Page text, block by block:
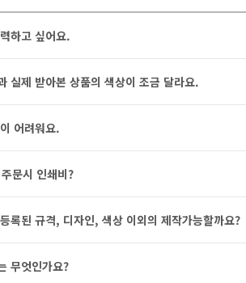
하고 싶어요.
실제 받아본 상품의 색상이 조금 달라요.
어려워요.
문시 인쇄비?
록된 규격, 디자인, 색상 이외의 제작가능할까요?
무엇인가요?